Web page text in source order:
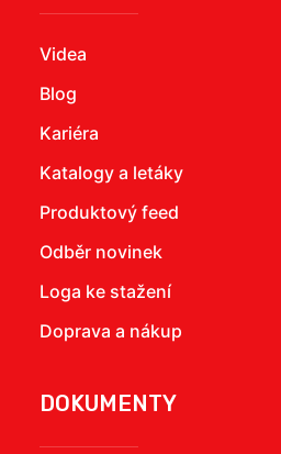
Videa
Blog
Kariéra
Katalogy a letáky
Produktový feed
Odběr novinek
Loga ke stažení
Doprava a nákup
DOKUMENTY